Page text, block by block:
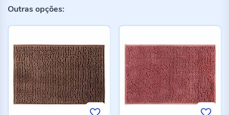
Outras opções: